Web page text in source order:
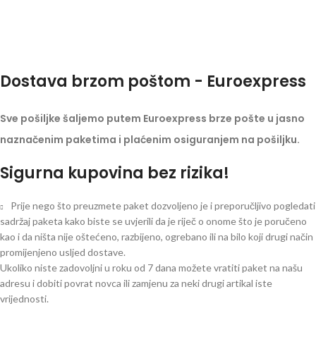
Dostava brzom poštom - Euroexpress
Sve pošiljke šaljemo putem Euroexpress brze pošte u jasno
naznačenim paketima i plaćenim osiguranjem na pošiljku.
Sigurna kupovina bez rizika!
Prije nego što preuzmete paket dozvoljeno je i preporučljivo pogledati
sadržaj paketa kako biste se uvjerili da je riječ o onome što je poručeno
kao i da ništa nije oštećeno, razbijeno, ogrebano ili na bilo koji drugi način
promijenjeno usljed dostave.
Ukoliko niste zadovoljni u roku od 7 dana možete vratiti paket na našu
adresu i dobiti povrat novca ili zamjenu za neki drugi artikal iste
vrijednosti.